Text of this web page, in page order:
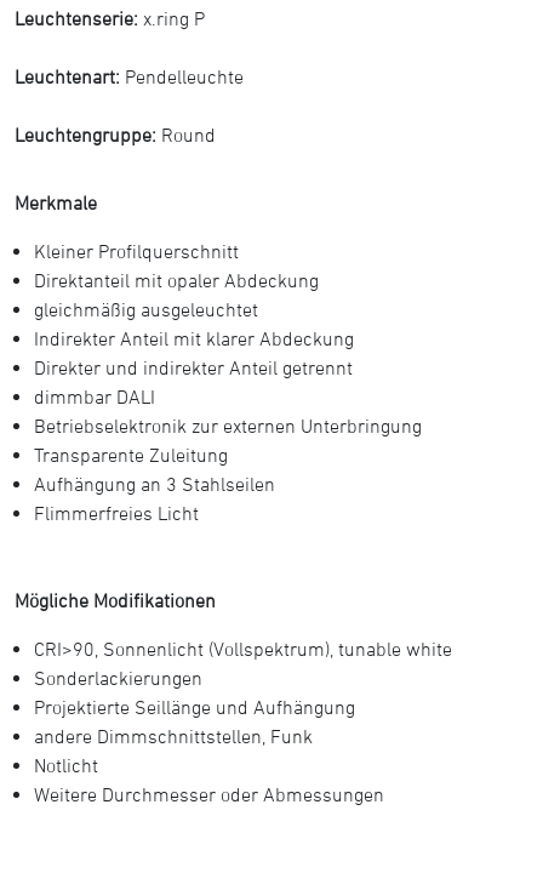
Leuchtenserie: x.ring P
Leuchtenart: Pendelleuchte
Leuchtengruppe: Round
Merkmale
Kleiner Profilquerschnitt
Direktanteil mit opaler Abdeckung
gleichmäßig ausgeleuchtet
Indirekter Anteil mit klarer Abdeckung
Direkter und indirekter Anteil getrennt
dimmbar DALI
Betriebselektronik zur externen Unterbringung
Transparente Zuleitung
Aufhängung an 3 Stahlseilen
Flimmerfreies Licht
Mögliche Modifikationen
CRI>90, Sonnenlicht (Vollspektrum), tunable white
Sonderlackierungen
Projektierte Seillänge und Aufhängung
andere Dimmschnittstellen, Funk
Notlicht
Weitere Durchmesser oder Abmessungen